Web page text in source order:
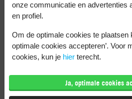
Zodra je telefoon weer
internet, wordt je
definitief verwijderd. Let
vier maanden.
onze communicatie en advertenties
en profiel.
Om de optimale cookies te plaatsen
optimale cookies accepteren’. Voor
cookies, kun je hier terecht.
Ja, optimale cookies